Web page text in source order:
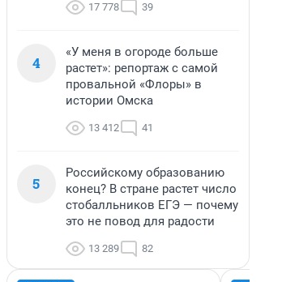
17 778 39
4
«У меня в огороде больше
растет»: репортаж с самой
провальной «Флоры» в
истории Омска
13 412 41
5
Российскому образованию
конец? В стране растет число
стобалльников ЕГЭ — почему
это не повод для радости
13 289 82